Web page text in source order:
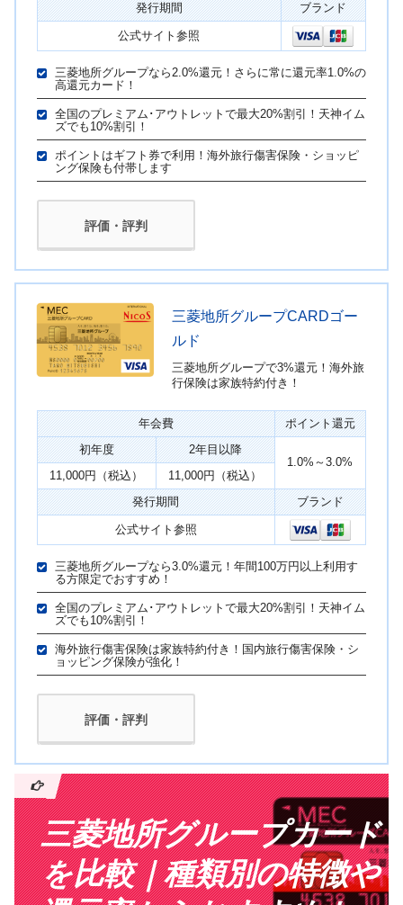
発行期間
ブランド
公式サイト参照
三菱地所グループなら2.0%還元！さらに常に還元率1.0%の
高還元カード！
全国のプレミアム･アウトレットで最大20%割引！天神イム
ズでも10%割引！
ポイントはギフト券で利用！海外旅行傷害保険・ショッピ
ング保険も付帯します
評価・評判
三菱地所グループCARDゴー
ルド
三菱地所グループで3%還元！海外旅
行保険は家族特約付き！
年会費
ポイント還元
初年度
2年目以降
1.0%～3.0%
11,000円（税込）
11,000円（税込）
発行期間
ブランド
公式サイト参照
三菱地所グループなら3.0%還元！年間100万円以上利用す
る方限定でおすすめ！
全国のプレミアム･アウトレットで最大20%割引！天神イム
ズでも10%割引！
海外旅行傷害保険は家族特約付き！国内旅行傷害保険・シ
ョッピング保険が強化！
評価・評判
三菱地所グループカード
を比較｜種類別の特徴や